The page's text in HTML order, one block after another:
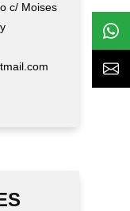
c/ Moises